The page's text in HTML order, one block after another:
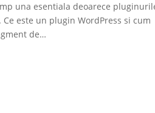
una esentiala deoarece
este un plugin WordPress si cum
de…